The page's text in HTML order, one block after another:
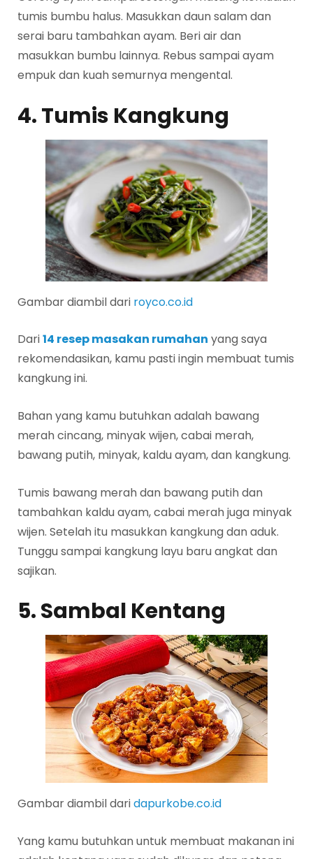
tumis bumbu halus. Masukkan daun salam dan
serai baru tambahkan ayam. Beri air dan
masukkan bumbu lainnya. Rebus sampai ayam
empuk dan kuah semurnya mengental.
4. Tumis Kangkung
Gambar diambil dari royco.co.id
Dari14 resep masakan rumahan yang saya
rekomendasikan, kamu pasti ingin membuat tumis
kangkung ini.
Bahan yang kamu butuhkan adalah bawang
merah cincang, minyak wijen, cabai merah,
bawang putih, minyak, kaldu ayam, dan kangkung.
Tumis bawang merah dan bawang putih dan
tambahkan kaldu ayam, cabai merah juga minyak
wijen. Setelah itu masukkan kangkung dan aduk.
Tunggu sampai kangkung layu baru angkat dan
sajikan.
5. Sambal Kentang
Gambar diambil daridapurkobe.co.id
Yang kamu butuhkan untuk membuat makanan ini